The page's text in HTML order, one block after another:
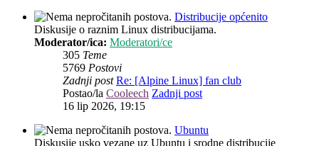
Distribucije općenito
Diskusije o raznim Linux distribucijama.
Moderator/ica: Moderatori/ce
305 Teme
5769 Postovi
Zadnji post Re: [Alpine Linux] fan club
Postao/la Cooleech Zadnji post
16 lip 2026, 19:15
Ubuntu
Diskusije usko vezane uz Ubuntu i srodne distribucije